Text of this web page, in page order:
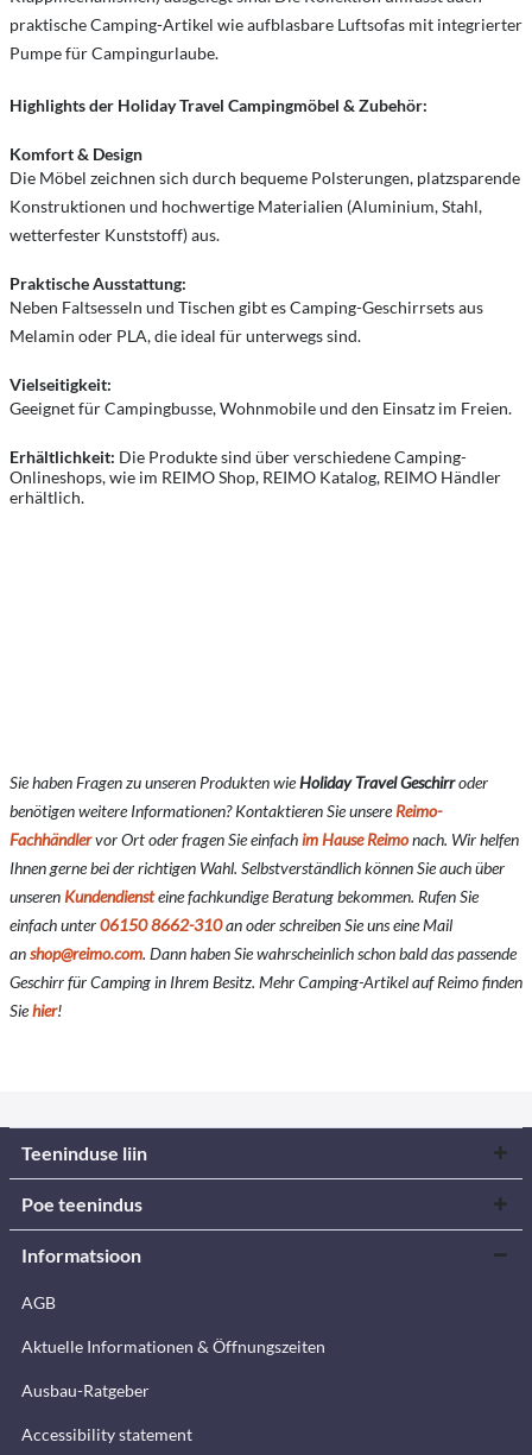
praktische Camping-Artikel wie aufblasbare Luftsofas mit integrierter
Pumpe für Campingurlaube.
Highlights der Holiday Travel Campingmöbel & Zubehör:
Komfort & Design
Die Möbel zeichnen sich durch bequeme Polsterungen, platzsparende
Konstruktionen und hochwertige Materialien (Aluminium, Stahl,
wetterfester Kunststoff) aus.
Praktische Ausstattung:
Neben Faltsesseln und Tischen gibt es Camping-Geschirrsets aus
Melamin oder PLA, die ideal für unterwegs sind.
Vielseitigkeit:
Geeignet für Campingbusse, Wohnmobile und den Einsatz im Freien.
Erhältlichkeit: Die Produkte sind über verschiedene Camping-
Onlineshops, wie im REIMO Shop, REIMO Katalog, REIMO Händler
erhältlich.
Sie haben Fragen zu unseren Produkten wieHoliday Travel Geschirroder
benötigen weitere Informationen? Kontaktieren Sie unsere Reimo-
Fachhändlervor Ort oder fragen Sie einfachim Hause Reimonach. Wir helfen
Ihnen gerne bei der richtigen Wahl. Selbstverständlich können Sie auch über
unseren Kundendiensteine fachkundige Beratung bekommen. Rufen Sie
einfach unter06150 8662-310an oder schreiben Sie uns eine Mail
anshop@reimo.com. Dann haben Sie wahrscheinlich schon bald das passende
Geschirr für Camping in Ihrem Besitz. Mehr Camping-Artikel auf Reimo finden
Siehier!
Teeninduse liin
Poe teenindus
Informatsioon
AGB
Aktuelle Informationen & Öffnungszeiten
Ausbau-Ratgeber
Accessibility statement